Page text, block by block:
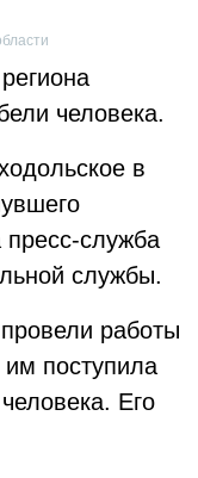
человека.
в
служба
службы.
работы
им поступила
Его